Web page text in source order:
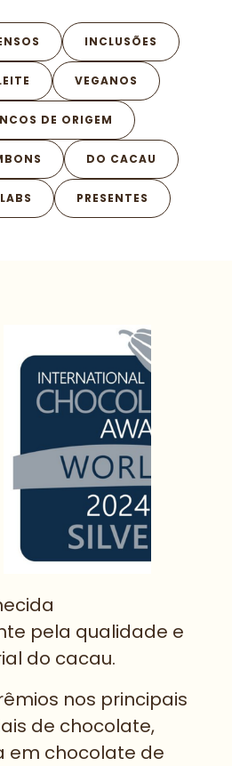
INCLUSÕES
VEGANOS
DE ORIGEM
DO CACAU
PRESENTES
pela qualidade e
do cacau.
nos principais
de chocolate,
em chocolate de